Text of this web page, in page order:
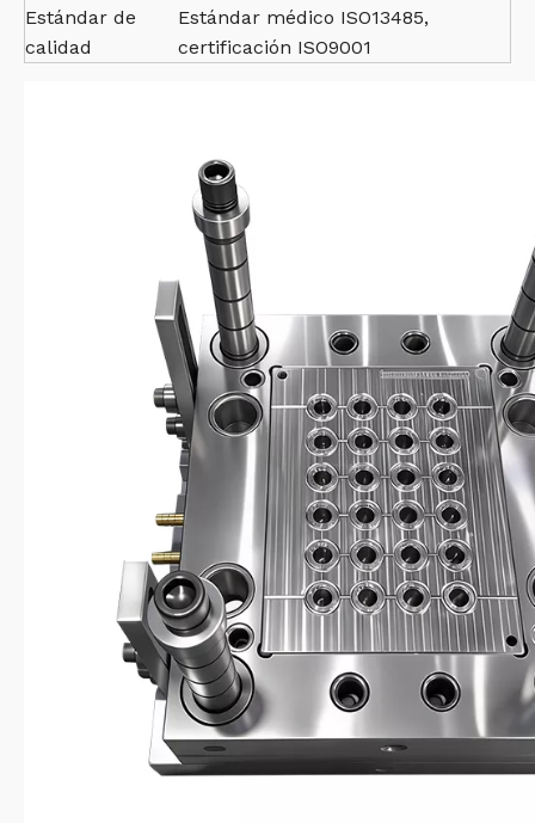
Estándar de
calidad
Estándar médico ISO13485,
certificación ISO9001